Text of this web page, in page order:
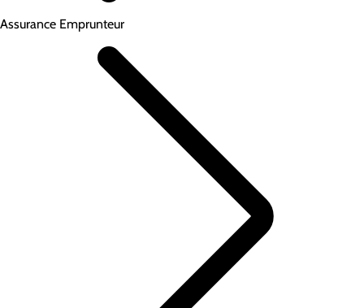
Assurance Emprunteur